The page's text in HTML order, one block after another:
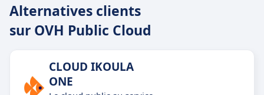
Alternatives clients
sur OVH Public Cloud
CLOUD IKOULA
ONE